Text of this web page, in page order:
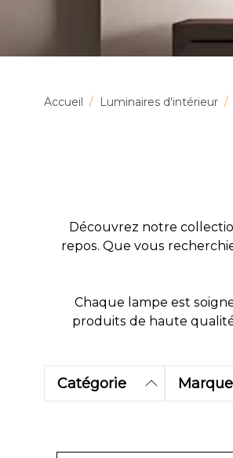
Accueil / Luminaires d'intérieur /
Découvrez notre
repos. Que vous
Chaque lampe est
produits de haute
Catégorie Marque